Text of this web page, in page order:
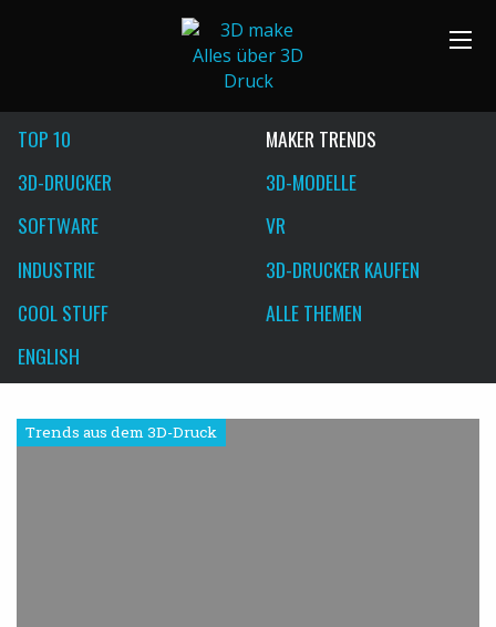
TOP 10
MAKER TRENDS
3D-DRUCKER
3D-MODELLE
SOFTWARE
VR
INDUSTRIE
3D-DRUCKER KAUFEN
COOL STUFF
ALLE THEMEN
ENGLISH
Trends aus dem 3D-Druck